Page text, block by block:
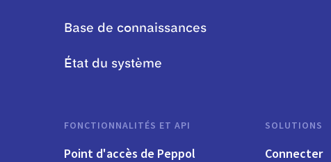
Base de connaissances
État du système
FONCTIONNALITÉS ET API
Point d'accès de Peppol
SOLUTIONS
Connecter